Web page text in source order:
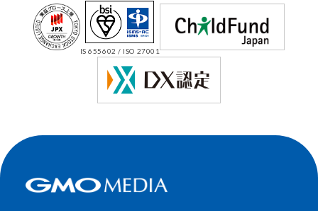
IS 655602 / ISO 27001